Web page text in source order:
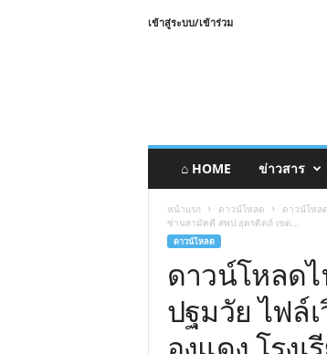
เข้าสู่ระบบ/เข้าร่วม
⌂ HOME ข่าวสาร
หน้าแรก ดาวน์โหลด
ดาวน์โหล
ซ่านสามัคคี สพป.อุตรดิตถ์ เขต...
ดาวน์โหลด
ดาวน์โหลด
ปฐมวัย ไฟล์